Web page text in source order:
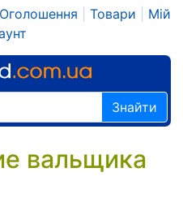
Оголошення Товари
Мій
Знайти
вальщика